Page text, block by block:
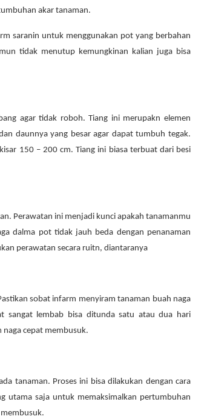
akar tanaman.
saranin untuk menggunakan pot yang berbahan
tidak menutup kemungkinan kalian juga bisa
agar tidak roboh. Tiang ini merupakn elemen
daunnya yang besar agar dapat tumbuh tegak.
150 – 200 cm. Tiang ini biasa terbuat dari besi
Perawatan ini menjadi kunci apakah tanamanmu
dalma pot tidak jauh beda dengan penanaman
perawatan secara ruitn, diantaranya
sobat infarm menyiram tanaman buah naga
sangat lembab bisa ditunda satu atau dua hari
cepat membusuk.
tanaman. Proses ini bisa dilakukan dengan cara
utama saja untuk memaksimalkan pertumbuhan